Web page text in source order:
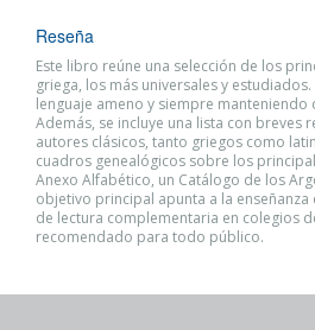
Reseña
Este libro reúne una selección de los
griega, los más universales y
lenguaje ameno y siempre
Además, se incluye una lista con
autores clásicos, tanto griegos como
cuadros genealógicos sobre los
Anexo Alfabético, un Catálogo de los
objetivo principal apunta a la
de lectura complementaria en colegios
recomendado para todo público.